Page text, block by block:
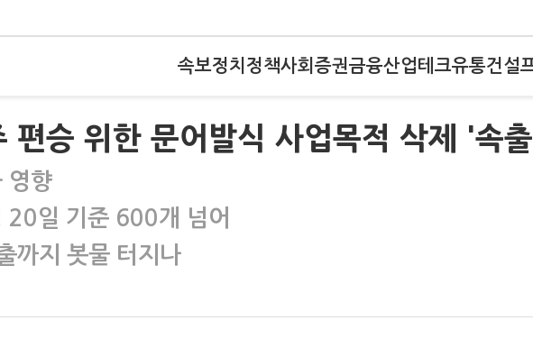
속보정치 정책사회 증권금융산업테크유통건설
편승 위한 문어발식 사업목적 삭제 '속
영향
20일 기준 600개 넘어
까지 봇물 터지나